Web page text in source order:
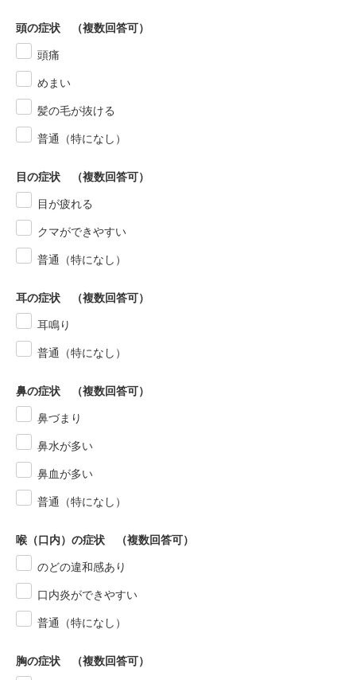
頭の症状 （複数回答可）
頭痛
めまい
髪の毛が抜ける
普通（特になし）
目の症状 （複数回答可）
目が疲れる
クマができやすい
普通（特になし）
耳の症状 （複数回答可）
耳鳴り
普通（特になし）
鼻の症状 （複数回答可）
鼻づまり
鼻水が多い
鼻血が多い
普通（特になし）
喉（口内）の症状 （複数回答可）
のどの違和感あり
口内炎ができやすい
普通（特になし）
胸の症状 （複数回答可）